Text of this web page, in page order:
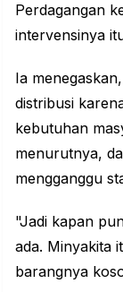
Perdagangan
intervensinya
Ia
distribusi
kebutuhan
menurutnya,
mengganggu
"Jadi kapan
ada. Minyakita
barangnya